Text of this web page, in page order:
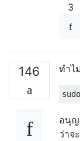
3
146 ทำไ
อนุญ
ว่าจ